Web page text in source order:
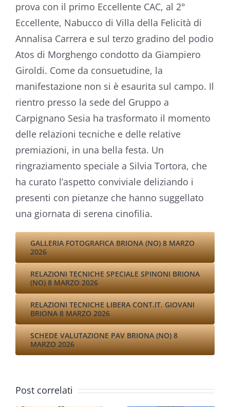
prova con il primo Eccellente CAC, al 2°
Eccellente, Nabucco di Villa della Felicità di
Annalisa Carrera e sul terzo gradino del podio
Atos di Morghengo condotto da Giampiero
Giroldi. Come da consuetudine, la
manifestazione non si è esaurita sul campo. Il
rientro presso la sede del Gruppo a
Carpignano Sesia ha trasformato il momento
delle relazioni tecniche e delle relative
premiazioni, in una bella festa. Un
ringraziamento speciale a Silvia Tortora, che
ha curato l’aspetto conviviale deliziando i
presenti con pietanze che hanno suggellato
una giornata di serena cinofilia.
GALLERIA FOTOGRAFICA BRIONA (NO) 8 MARZO
2026
RELAZIONI TECNICHE SPECIALE SPINONI BRIONA
(NO) 8 MARZO 2026
RELAZIONI TECNICHE LIBERA CONT.IT. GIOVANI
BRIONA 8 MARZO 2026
SCHEDE VALUTAZIONE PAV BRIONA (NO) 8
MARZO 2026
Post correlati
SPECIALE
VIII
SPINONE